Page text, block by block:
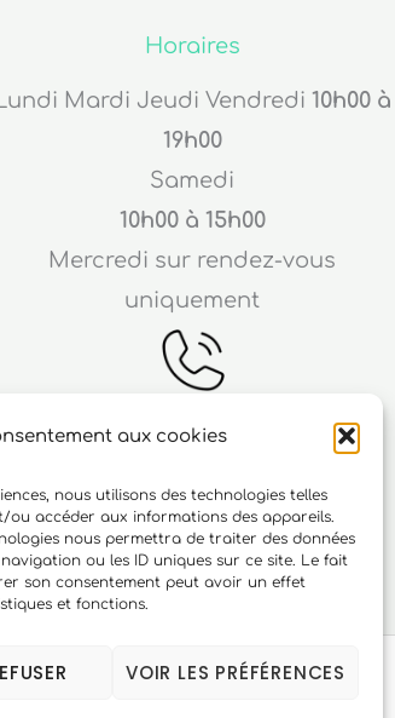
aux cookies
nous utilisons des technologies telles
ou accéder aux informations des appareils.
nous permettra de traiter des données
ou les ID uniques sur ce site. Le fait
son consentement peut avoir un effet
et fonctions.
VOIR LES PRÉFÉRENCES
Horaires
Mardi Jeudi Vendredi 10h00 à
19h00
Samedi
10h00 à 15h00
Mercredi sur rendez-vous
uniquement
06 10 15 90 23